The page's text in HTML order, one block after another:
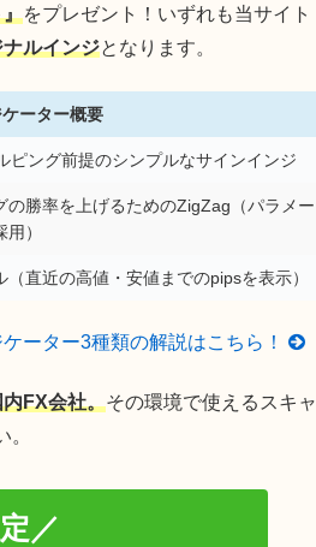
』をプレゼント！いずれも当サイト
ルインジとなります。
ーター概要
ピング前提のシンプルなサインインジ
の勝率を上げるためのZigZag（パラメー
）
直近の高値・安値までのpipsを表示）
ーター3種類の解説はこちら！
FX会社。その環境で使えるスキャ
／